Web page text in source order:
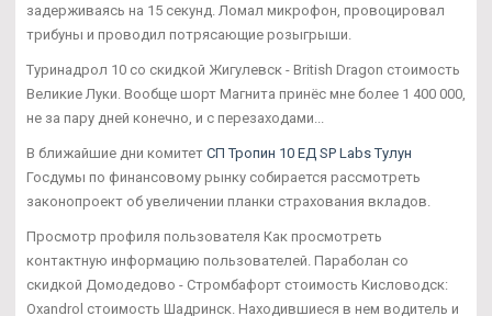
задерживаясь на 15 секунд. Ломал микрофон, провоцировал
трибуны и проводил потрясающие розыгрыши.
Туринадрол 10 со скидкой Жигулевск - British Dragon стоимость
Великие Луки. Вообще шорт Магнита принёс мне более 1 400 000,
не за пару дней конечно, и с перезаходами...
В ближайшие дни комитет СП Тропин 10 ЕД SP Labs Тулун
Госдумы по финансовому рынку собирается рассмотреть
законопроект об увеличении планки страхования вкладов.
Просмотр профиля пользователя Как просмотреть
контактную информацию пользователей. Параболан со
скидкой Домодедово - Стромбафорт стоимость Кисловодск:
Oxandrol стоимость Шадринск. Находившиеся в нем водитель и